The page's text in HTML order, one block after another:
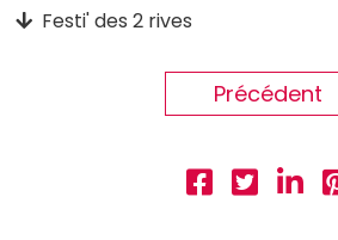
Festi' des 2 rives
Précédent